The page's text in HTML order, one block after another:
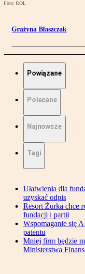
Foto: ROL
Grażyna Błaszczak
Powiązane
Polecane
Najnowsze
Tagi
Ułatwienia dla
uzyskać odpis
Resort Żurka chce
fundacji i partii
Wspomaganie się
patentu
Mniej firm będzie
Ministerstwa